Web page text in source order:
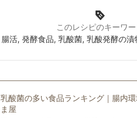
このレシピのキーワー
腸活, 発酵食品, 乳酸菌, 乳酸発酵の
乳酸菌の多い食品ランキング｜腸内
ま屋